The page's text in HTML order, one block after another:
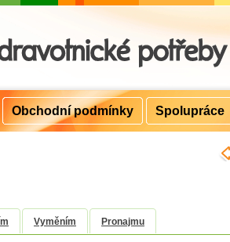
Vyměním Pronajmu
Obchodní podmínky Spolupráce